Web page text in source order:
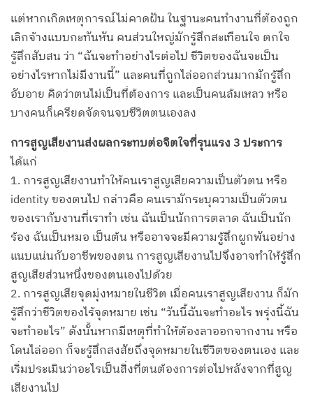
แต่หากเกิดเหตุการณ์ไม่คาดฝัน ในฐานะคนทำงานที่ต้องถูก
เลิกจ้างแบบกะทันหัน คนส่วนใหญ่มักรู้สึกสะเทือนใจ ตกใจ
รู้สึกสับสน ว่า “ฉันจะทำอย่างไรต่อไป ชีวิตของฉันจะเป็น
อย่างไรหากไม่มีงานนี้” และคนที่ถูกไล่ออกส่วนมากมักรู้สึก
อับอาย คิดว่าตนไม่เป็นที่ต้องการ และเป็นคนล้มเหลว หรือ
บางคนก็เครียดจัดจนจบชีวิตตนเองลง
การสูญเสียงานส่งผลกระทบต่อจิตใจที่รุนแรง 3 ประการ
ได้แก่
1. การสูญเสียงานทำให้คนเราสูญเสียความเป็นตัวตน หรือ
identity ของตนไป กล่าวคือ คนเรามักระบุความเป็นตัวตน
ของเรากับงานที่เราทำ เช่น ฉันเป็นนักการตลาด ฉันเป็นนัก
ร้อง ฉันเป็นหมอ เป็นต้น หรืออาจจะมีความรู้สึกผูกพันอย่าง
แนบแน่นกับอาชีพของตน การสูญเสียงานไปจึงอาจทำให้รู้สึก
สูญเสียส่วนหนึ่งของตนเองไปด้วย
2. การสูญเสียจุดมุ่งหมายในชีวิต เมื่อคนเราสูญเสียงาน ก็มัก
รู้สึกว่าชีวิตของไร้จุดหมาย เช่น “วันนี้ฉันจะทำอะไร พรุ่งนี้ฉัน
จะทำอะไร” ดังนั้นหากมีเหตุที่ทำให้ต้องลาออกจากงาน หรือ
โดนไล่ออก ก็จะรู้สึกสงสัยถึงจุดหมายในชีวิตของตนเอง และ
เริ่มประเมินว่าอะไรเป็นสิ่งที่ตนต้องการต่อไปหลังจากที่สูญ
เสียงานไป